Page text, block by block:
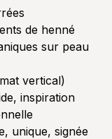
de henné
sur peau
vertical)
inspiration
unique, signée